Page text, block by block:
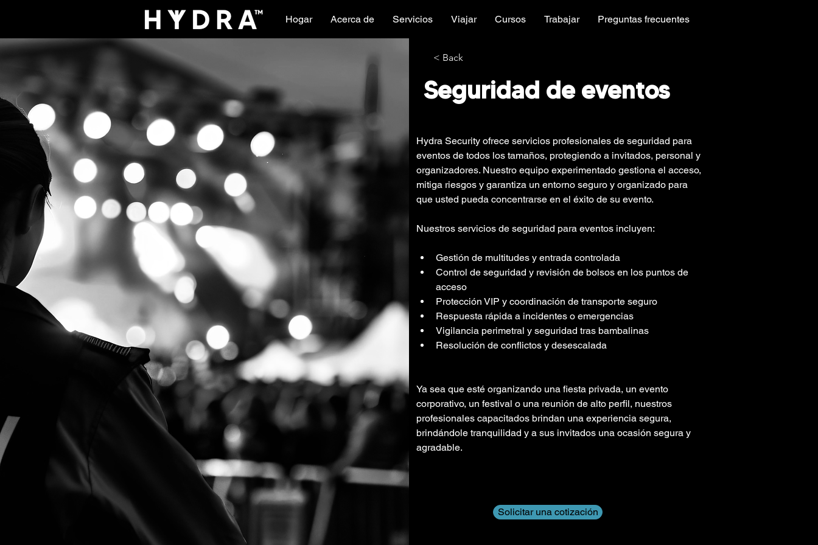
Hogar Acerca de Servicios Viajar Cursos Trabajar Preguntas frecuentes
< Back
Seguridad de eventos
Hydra Security ofrece servicios profesionales de seguridad para
eventos de todos los tamaños, protegiendo a invitados, personal y
organizadores. Nuestro equipo experimentado gestiona el acceso,
mitiga riesgos y garantiza un entorno seguro y organizado para
que usted pueda concentrarse en el éxito de su evento.
Nuestros servicios de seguridad para eventos incluyen:
Gestión de multitudes y entrada controlada
Control de seguridad y revisión de bolsos en los puntos de
acceso
Protección VIP y coordinación de transporte seguro
Respuesta rápida a incidentes o emergencias
Vigilancia perimetral y seguridad tras bambalinas
Resolución de conflictos y desescalada
Ya sea que esté organizando una fiesta privada, un evento
corporativo, un festival o una reunión de alto perfil, nuestros
profesionales capacitados brindan una experiencia segura,
brindándole tranquilidad y a sus invitados una ocasión segura y
agradable.
Solicitar una cotización